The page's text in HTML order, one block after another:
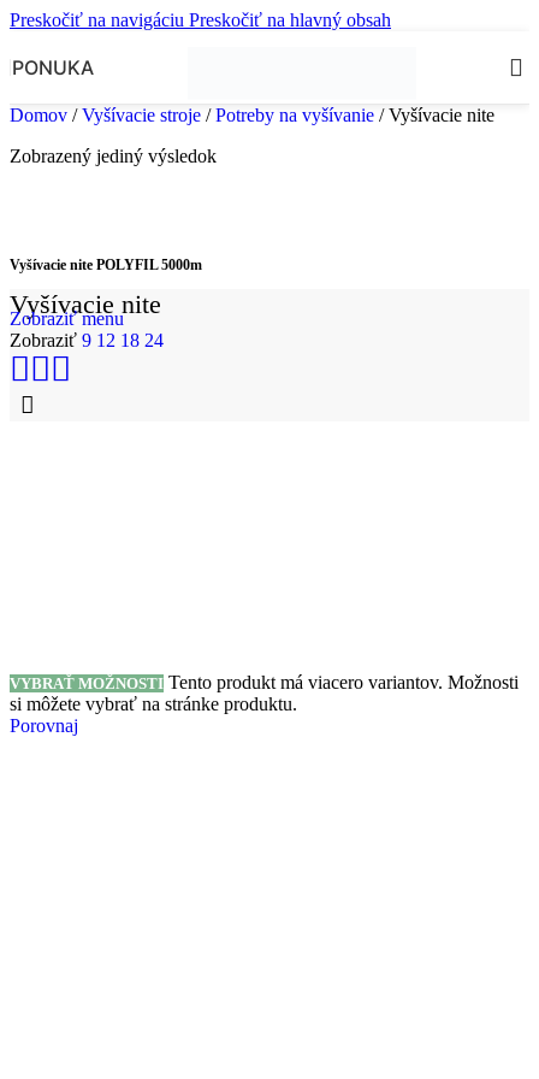
Preskočiť na navigáciu Preskočiť na hlavný obsah
PONUKA
Domov / Vyšívacie stroje / Potreby na vyšívanie / Vyšívacie nite
Zobrazený jediný výsledok
Vyšívacie nite POLYFIL 5000m
Vyšívacie nite
Zobraziť menu
Zobraziť 9 12 18 24
VYBRAŤ MOŽNOSTI Tento produkt má viacero variantov. Možnosti
si môžete vybrať na stránke produktu.
Porovnaj